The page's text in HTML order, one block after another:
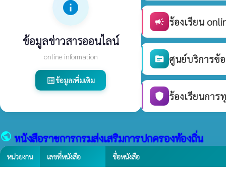
info
ข้อมูลข่าวสารออนไลน์
online information
list_altข้อมูลเพิ่มเติม
campaign ร้องเรียน
source ศูนย์บริการข้
shield ร้องเรียนกา
public หนังสือราชการกรมส่งเสริมการปกครองท้องถิ่น
หน่วยงาน เลขที่หนังสือ ชื่อหนังสือ